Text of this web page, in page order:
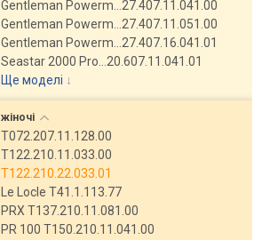
Gentleman Powerm…27.407.11.041.00
Gentleman Powerm…27.407.11.051.00
Gentleman Powerm…27.407.16.041.01
Seastar 2000 Pro…20.607.11.041.01
Ще моделі ↓
жіночі
T072.207.11.128.00
T122.210.11.033.00
T122.210.22.033.01
Le Locle T41.1.113.77
PRX T137.210.11.081.00
PR 100 T150.210.11.041.00